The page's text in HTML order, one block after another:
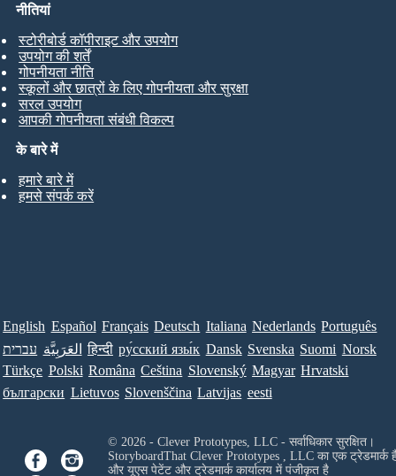
के बारे में
हमारे बारे में
हमसे संपर्क करें
नीतियां
स्टोरीबोर्ड कॉपीराइट और उपयोग
उपयोग की शर्तें
गोपनीयता नीति
स्कूलों और छात्रों के लिए गोपनीयता और सुरक्षा
सरल उपयोग
आपकी गोपनीयता संबंधी विकल्प
English Español Français Deutsch Italiana Nederlands Português
עברית العَرَبِيَّة हिन्दी ру́сский язы́к Dansk Svenska Suomi Norsk
Türkçe Polski Româna Ceština Slovenský Magyar Hrvatski
български Lietuvos Slovenščina Latvijas eesti
© 2026 - Clever Prototypes, LLC - सर्वाधिकार सुरक्षित।
StoryboardThat Clever Prototypes , LLCका एक ट्रेडमार्क
और यूएस पेटेंट और ट्रेडमार्क कार्यालय में पंजीकृत है